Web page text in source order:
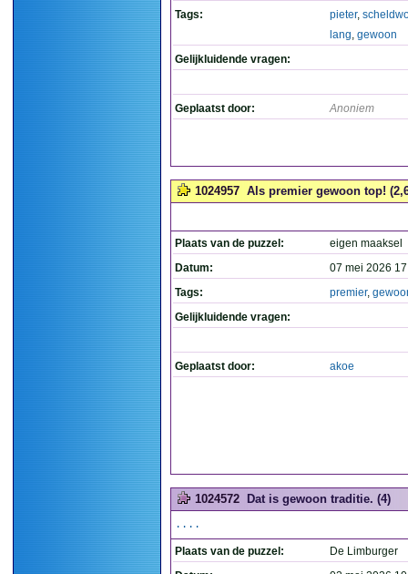
Tags:
pieter,
lang, gewoon
Gelijkluidende vragen:
Geplaatst door: Anoniem
1024957 Als premier gewoon top!
Plaats van de puzzel:
eigen maaksel
Datum:
07 mei 2026
Tags:
premier,
Gelijkluidende vragen:
Geplaatst door: akoe
1024572 Dat is gewoon traditie. (4)
....
Plaats van de puzzel:
De Limburger